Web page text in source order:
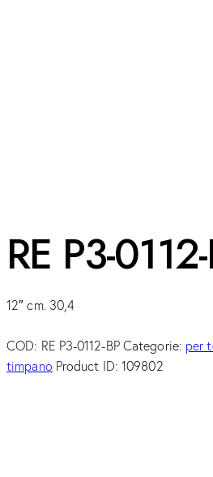
RE P3-
12″ cm. 30,4
COD: RE P3-0112-BP Categorie: per
timpano Product ID:109802